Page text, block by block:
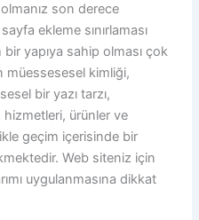
son derece
ekleme sınırlaması
bir yapıya sahip olması çok
müessesesel kimliği,
bir yazı tarzı,
ürünler ve
geçim içerisinde bir
Web siteniz için
uygulanmasına dikkat